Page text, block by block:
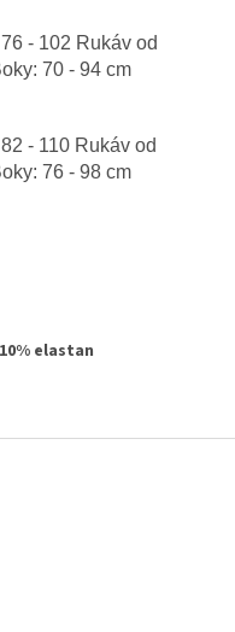
- 102 Rukáv od
70 - 94 cm
- 110 Rukáv od
76 - 98 cm
elastan